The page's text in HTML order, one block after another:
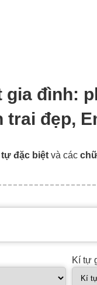
gia đình:
trai đẹp,
tự đặc biệt và các
Kí tự